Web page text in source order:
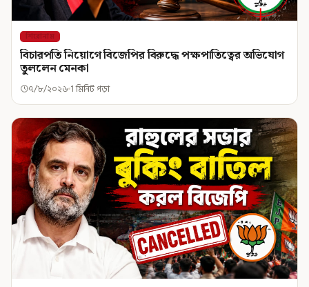
শিরোনাম
বিচারপতি নিয়োগে বিজেপির বিরুদ্ধে পক্ষপাতিত্বের অভিযোগ
তুললেন মেনকা
৭/৮/২০২৬ 1 মিনিট পড়া